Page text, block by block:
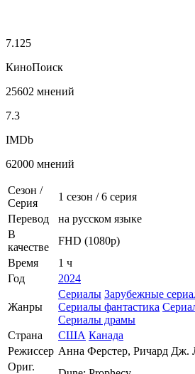
7.125
КиноПоиск
25602 мнений
7.3
IMDb
62000 мнений
Сезон /
Серия
1 сезон /6 серия
Перевод
на русском языке
В
качестве
FHD (1080p)
Время
1 ч
Год
2024
Жанры
Сериалы Зарубежные
Сериалы фантастика
Сериалы драмы
Страна
США Канада
Режиссер Анна Ферстер, Ричард
Ориг.